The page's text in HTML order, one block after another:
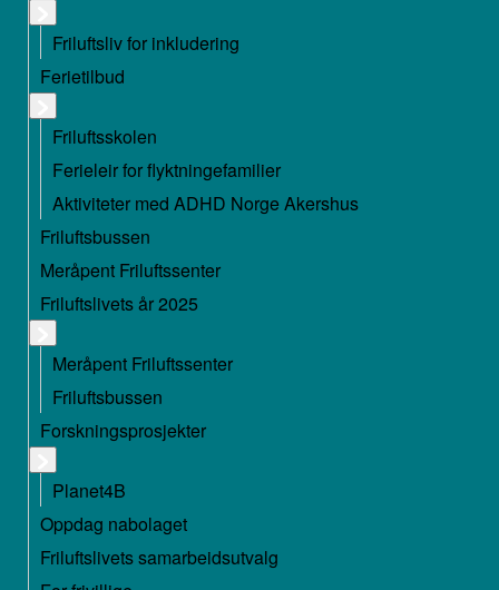
Friluftsliv for inkludering
Ferietilbud
Friluftsskolen
Ferieleir for flyktningefamilier
Aktiviteter med ADHD Norge Akershus
Friluftsbussen
Meråpent Friluftssenter
Friluftslivets år 2025
Meråpent Friluftssenter
Friluftsbussen
Forskningsprosjekter
Planet4B
Oppdag nabolaget
Friluftslivets samarbeidsutvalg